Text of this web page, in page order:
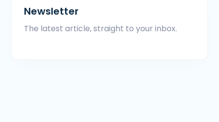
Newsletter
The latest article, straight to your inbox.